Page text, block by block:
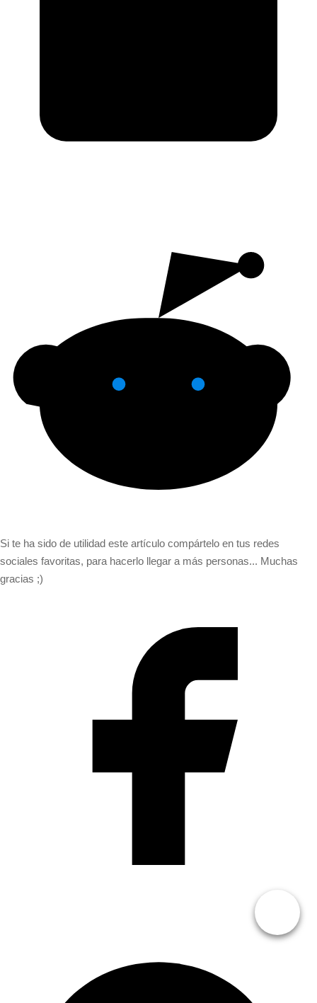
Si te ha sido de utilidad este artículo compártelo en tus redes
sociales favoritas, para hacerlo llegar a más personas... Muchas
gracias ;)